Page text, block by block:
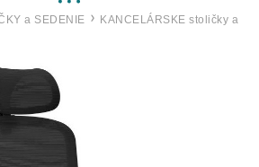
a SEDENIE
KANCELÁRSKE stoličky a